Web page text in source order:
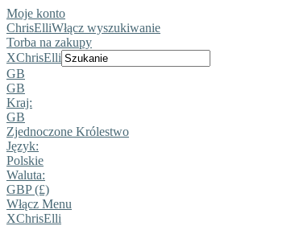
Moje konto
ChrisElliWłącz wyszukiwanie
Torba na zakupy
XChrisElli
GB
GB
Kraj:
GB
Zjednoczone Królestwo
Język:
Polskie
Waluta:
GBP (£)
Włącz Menu
XChrisElli